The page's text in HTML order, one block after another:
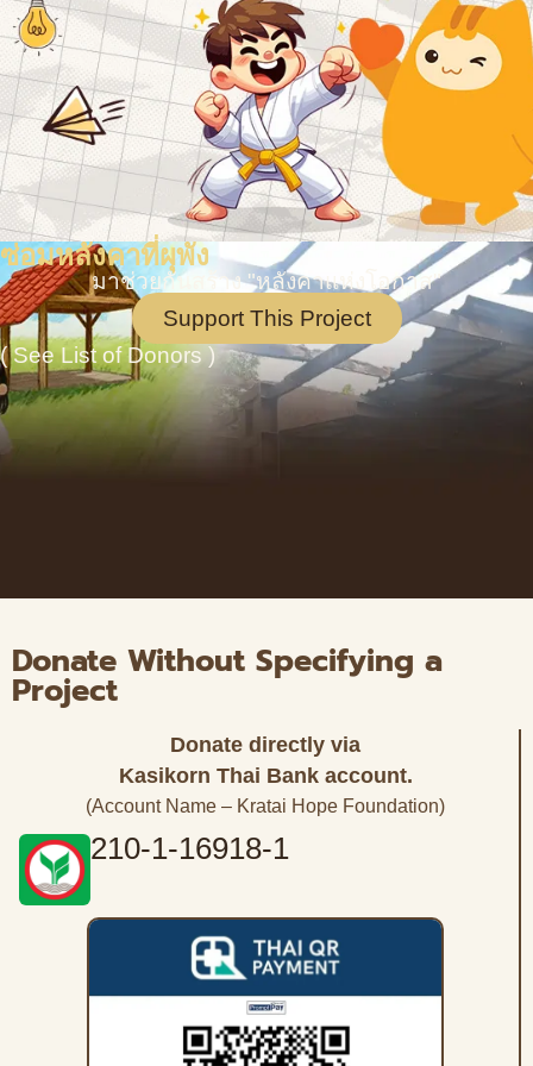
ซ่อมหลังคาที่ผุพัง
มาช่วยกันสร้าง "หลังคาแห่งโอกาส"
Support This Project
( See List of Donors )
Donate Without Specifying a
Project
Donate directly via
Kasikorn Thai Bank account.
(Account Name – Kratai Hope Foundation)
210-1-16918-1